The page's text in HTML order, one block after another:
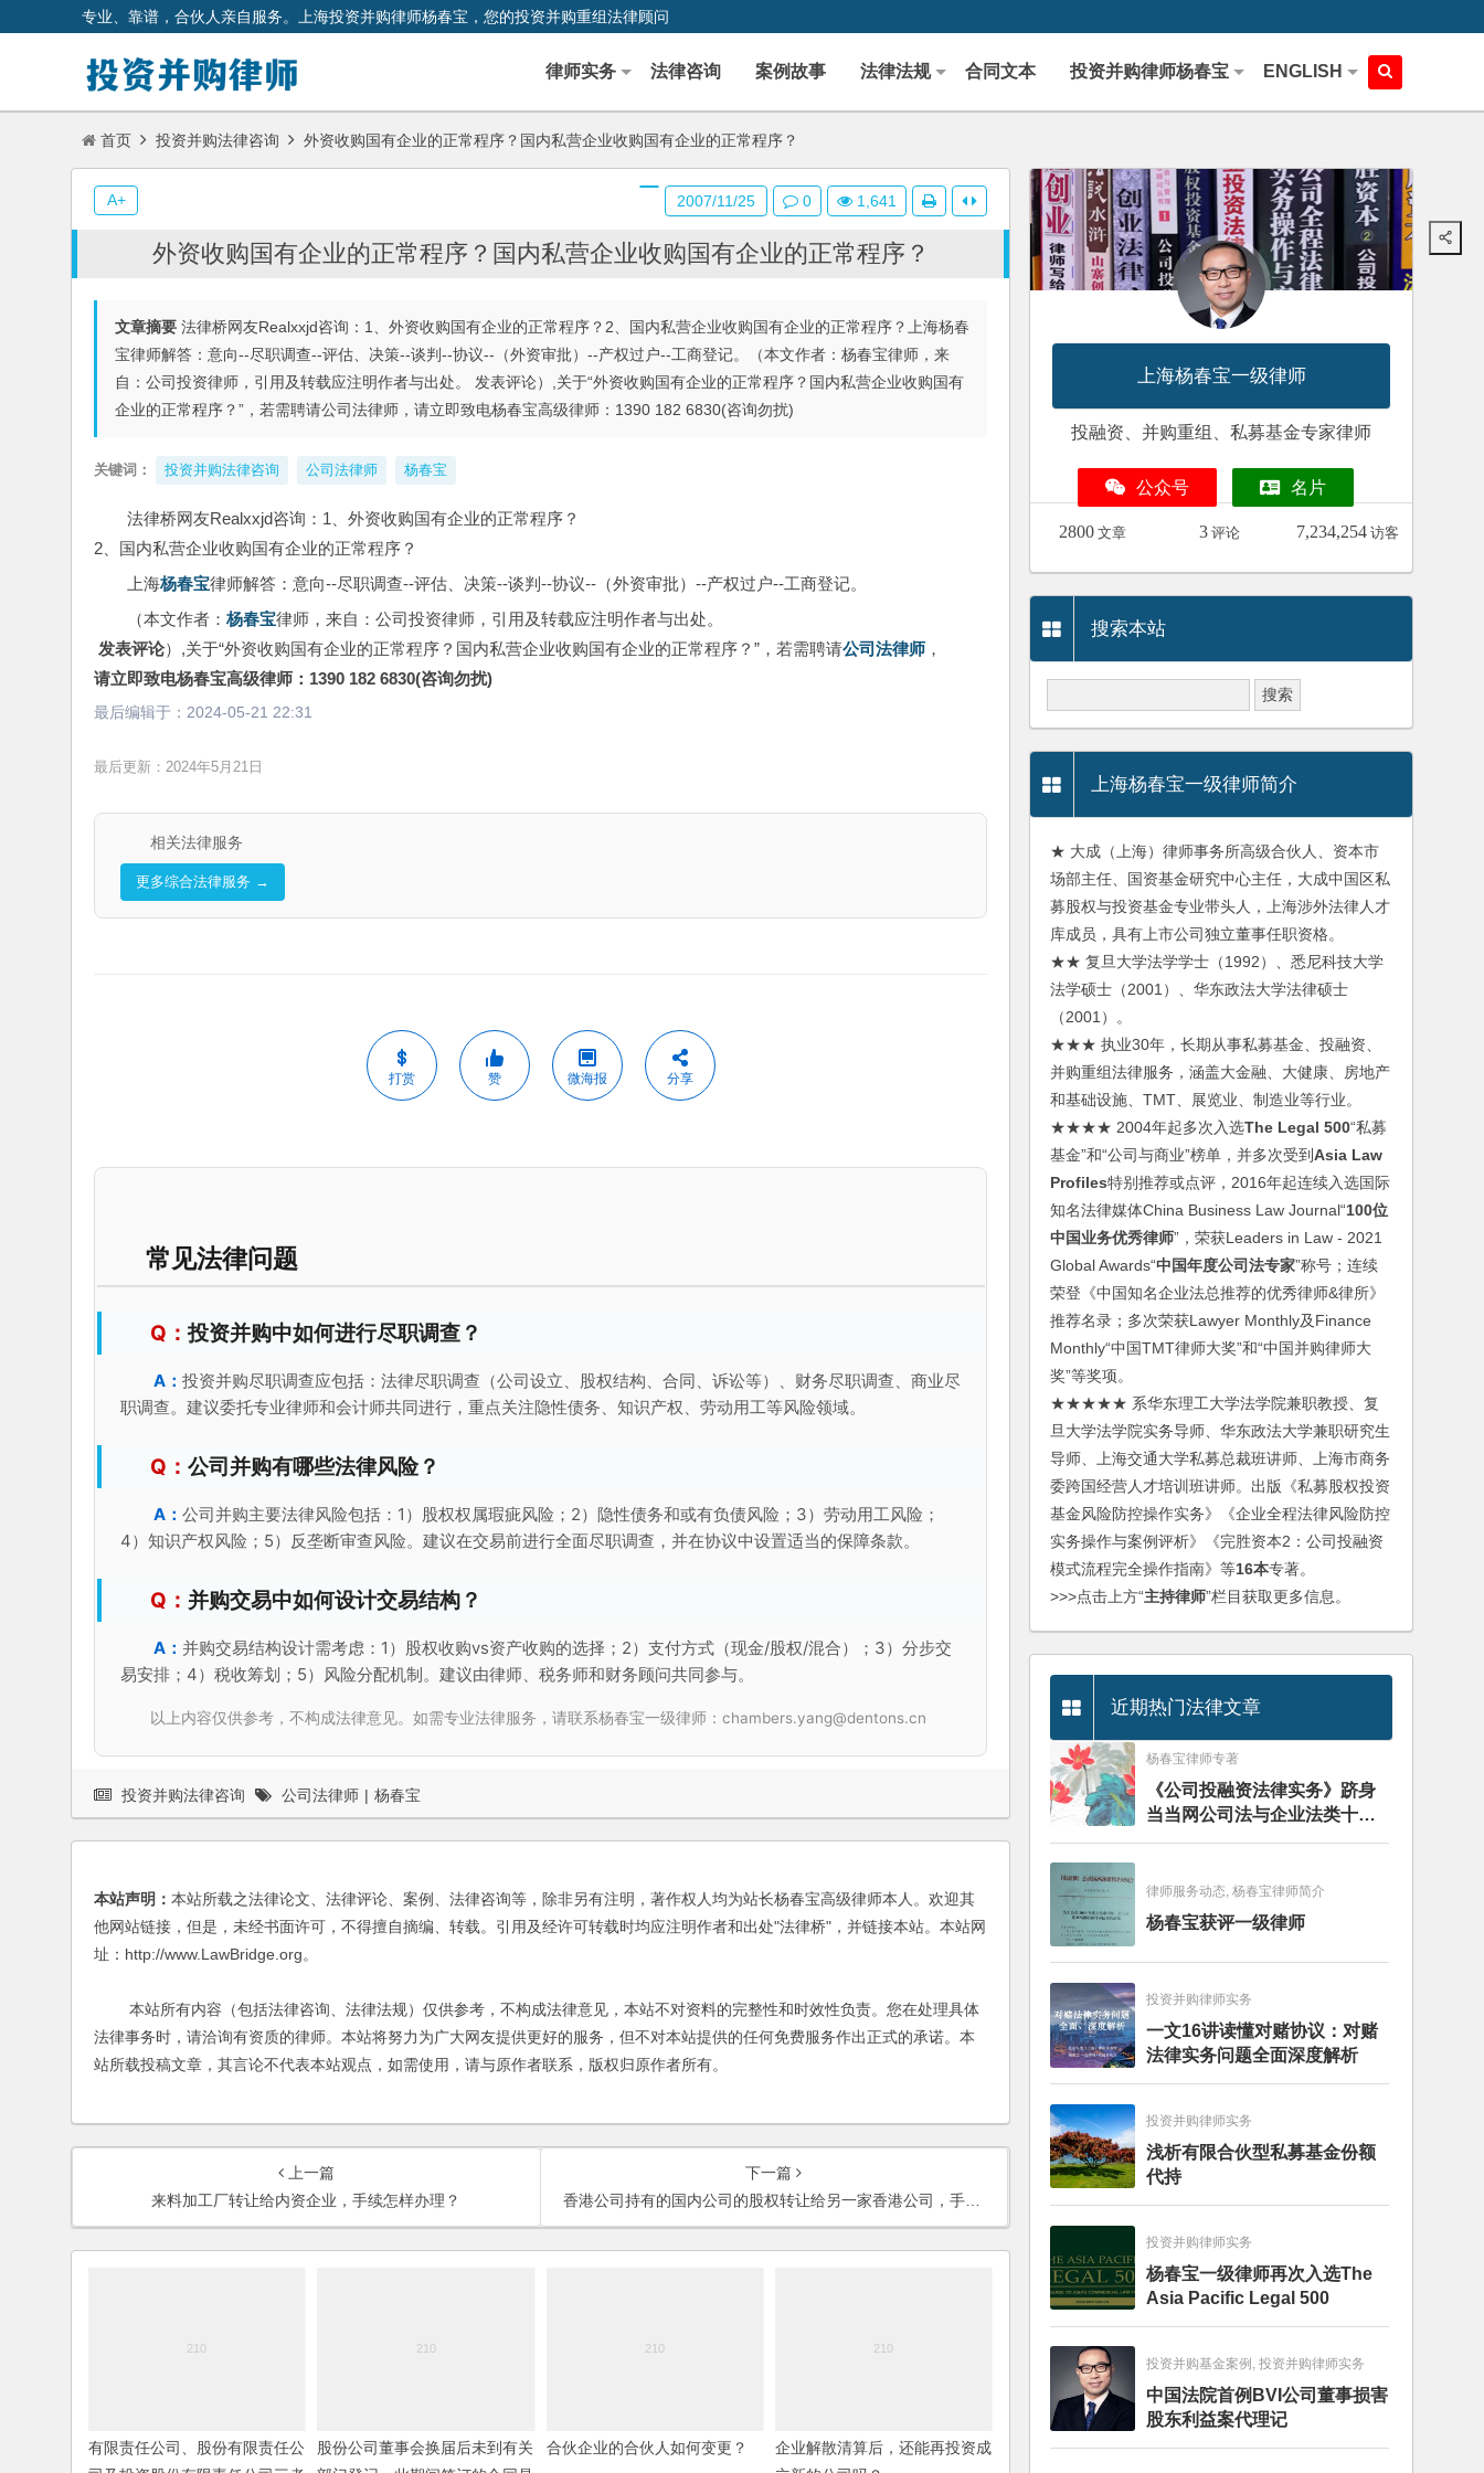
专业、靠谱，合伙人亲自服务。上海投资并购律师杨春宝，您的投资并购重组法律顾问
律师实务 法律咨询 案例故事 法律法规 合同文本 投资并购律师杨春宝 ENGLISH
首页 投资并购法律咨询 外资收购国有企业的正常程序？国内私营企业收购国有企业的正常程序？
外资收购国有企业的正常程序？国内私营企业收购国有企业的正常程序？
文章摘要 法律桥网友Realxxjd咨询：1、外资收购国有企业的正常程序？2、国内私营企业收购国有企业的正常程序？上海杨春
宝律师解答：意向--尽职调查--评估、决策--谈判--协议--（外资审批）--产权过户--工商登记。（本文作者：杨春宝律师，来
自：公司投资律师，引用及转载应注明作者与出处。 发表评论）,关于“外资收购国有企业的正常程序？国内私营企业收购国有
企业的正常程序？”，若需聘请公司法律师，请立即致电杨春宝高级律师：1390 182 6830(咨询勿扰)
关键词： 投资并购法律咨询 公司法律师 杨春宝
法律桥网友Realxxjd咨询：1、外资收购国有企业的正常程序？
2、国内私营企业收购国有企业的正常程序？
上海杨春宝律师解答：意向--尽职调查--评估、决策--谈判--协议--（外资审批）--产权过户--工商登记。
（本文作者： 杨春宝律师，来自：公司投资律师，引用及转载应注明作者与出处。
发表评论）,关于“外资收购国有企业的正常程序？国内私营企业收购国有企业的正常程序？”，若需聘请公司法律师 ，
请立即致电杨春宝高级律师：1390 182 6830(咨询勿扰)
最后编辑于： 2024-05-21 22:31
最后更新：2024年5月21日
相关法律服务
更多综合法律服务 →
打赏 赞 微海报 分享
常见法律问题
投资并购中如何进行尽职调查？
投资并购尽职调查应包括：法律尽职调查（公司设立、股权结构、合同、诉讼等）、财务尽职调查、商业尽
职调查。建议委托专业律师和会计师共同进行，重点关注隐性债务、知识产权、劳动用工等风险领域。
公司并购有哪些法律风险？
公司并购主要法律风险包括：1）股权权属瑕疵风险；2）隐性债务和或有负债风险；3）劳动用工风险；
4）知识产权风险；5）反垄断审查风险。建议在交易前进行全面尽职调查，并在协议中设置适当的保障条款。
并购交易中如何设计交易结构？
并购交易结构设计需考虑：1）股权收购vs资产收购的选择；2）支付方式（现金/股权/混合）；3）分步交
易安排；4）税收筹划；5）风险分配机制。建议由律师、税务师和财务顾问共同参与。
以上内容仅供参考，不构成法律意见。如需专业法律服务，请联系杨春宝一级律师：chambers.yang@dentons.cn
2007/11/25 0 1,641
A+
投资并购法律咨询 公司法律师 | 杨春宝
本站声明： 本站所载之法律论文、法律评论、案例、法律咨询等，除非另有注明，著作权人均为站长杨春宝高级律师本人。欢迎其
他网站链接，但是，未经书面许可，不得擅自摘编、转载。引用及经许可转载时均应注明作者和出处"法律桥"，并链接本站。本站网
址：http://www.LawBridge.org。
本站所有内容（包括法律咨询、法律法规）仅供参考，不构成法律意见，本站不对资料的完整性和时效性负责。您在处理具体
法律事务时，请洽询有资质的律师。本站将努力为广大网友提供更好的服务，但不对本站提供的任何免费服务作出正式的承诺。本
站所载投稿文章，其言论不代表本站观点，如需使用，请与原作者联系，版权归原作者所有。
上一篇
来料加工厂转让给内资企业，手续怎样办理？
下一篇
香港公司持有的国内公司的股权转让给另一家香港公司，手续如何办理？
有限责任公司、股份有限责任公
股份公司董事会换届后未到有关
合伙企业的合伙人如何变更？
企业解散清算后，还能再投资成
上海杨春宝一级律师
投融资、并购重组、私募基金专家律师
公众号 名片
2800 文章 3 评论 7,234,254 访客
搜索本站
上海杨春宝一级律师简介
★ 大成（上海）律师事务所高级合伙人、资本市
场部主任、国资基金研究中心主任，大成中国区私
募股权与投资基金专业带头人，上海涉外法律人才
库成员，具有上市公司独立董事任职资格。
★★ 复旦大学法学学士（1992）、悉尼科技大学
法学硕士（2001）、华东政法大学法律硕士
（2001）。
★★★ 执业30年，长期从事私募基金、投融资、
并购重组法律服务，涵盖大金融、大健康、房地产
和基础设施、TMT、展览业、制造业等行业。
★★★★ 2004年起多次入选The Legal 500“私募
基金”和“公司与商业”榜单，并多次受到Asia Law
Profiles特别推荐或点评，2016年起连续入选国际
知名法律媒体China Business Law Journal“100位
中国业务优秀律师”，荣获Leaders in Law - 2021
Global Awards“中国年度公司法专家”称号；连续
荣登《中国知名企业法总推荐的优秀律师&律所》
推荐名录；多次荣获Lawyer Monthly及Finance
Monthly“中国TMT律师大奖”和“中国并购律师大
奖”等奖项。
★★★★★ 系华东理工大学法学院兼职教授、复
旦大学法学院实务导师、华东政法大学兼职研究生
导师、上海交通大学私募总裁班讲师、上海市商务
委跨国经营人才培训班讲师。出版《私募股权投资
基金风险防控操作实务》《企业全程法律风险防控
实务操作与案例评析》《完胜资本2：公司投融资
模式流程完全操作指南》等16本专著。
>>>点击上方“主持律师”栏目获取更多信息。
近期热门法律文章
杨春宝律师专著
《公司投融资法律实务》跻身
当当网公司法与企业法类十大
畅销图书榜
律师服务动态, 杨春宝律师简介
杨春宝获评一级律师
投资并购律师实务
一文16讲读懂对赌协议：对赌
法律实务问题全面深度解析
投资并购律师实务
浅析有限合伙型私募基金份额
代持
投资并购律师实务
杨春宝一级律师再次入选The
Asia Pacific Legal 500
投资并购基金案例, 投资并购律师实务
中国法院首例BVI公司董事损害
股东利益案代理记